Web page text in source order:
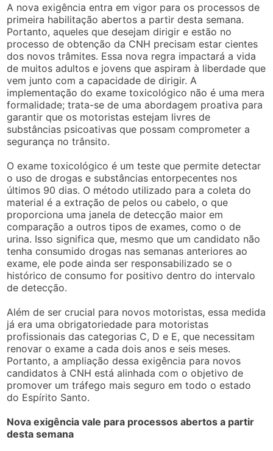
A nova exigência entra em vigor para os processos de
primeira habilitação abertos a partir desta semana.
Portanto, aqueles que desejam dirigir e estão no
processo de obtenção da CNH precisam estar cientes
dos novos trâmites. Essa nova regra impactará a vida
de muitos adultos e jovens que aspiram à liberdade que
vem junto com a capacidade de dirigir. A
implementação do exame toxicológico não é uma mera
formalidade; trata-se de uma abordagem proativa para
garantir que os motoristas estejam livres de
substâncias psicoativas que possam comprometer a
segurança no trânsito.
O exame toxicológico é um teste que permite detectar
o uso de drogas e substâncias entorpecentes nos
últimos 90 dias. O método utilizado para a coleta do
material é a extração de pelos ou cabelo, o que
proporciona uma janela de detecção maior em
comparação a outros tipos de exames, como o de
urina. Isso significa que, mesmo que um candidato não
tenha consumido drogas nas semanas anteriores ao
exame, ele pode ainda ser responsabilizado se o
histórico de consumo for positivo dentro do intervalo
de detecção.
Além de ser crucial para novos motoristas, essa medida
já era uma obrigatoriedade para motoristas
profissionais das categorias C, D e E, que necessitam
renovar o exame a cada dois anos e seis meses.
Portanto, a ampliação dessa exigência para novos
candidatos à CNH está alinhada com o objetivo de
promover um tráfego mais seguro em todo o estado
do Espírito Santo.
Nova exigência vale para processos abertos a partir
desta semana